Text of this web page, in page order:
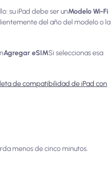
su iPad debe ser unModelo Wi-Fi
del año del modelo o la
Agregar eSIMSi seleccionas esa
de compatibilidad de iPad con
menos de cinco minutos.